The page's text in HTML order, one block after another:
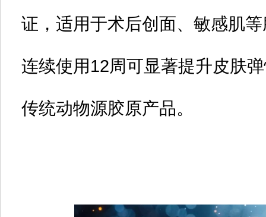
证，适用于术后创面、敏感肌
连续使用12周可显著提升皮肤
传统动物源胶原产品‌。